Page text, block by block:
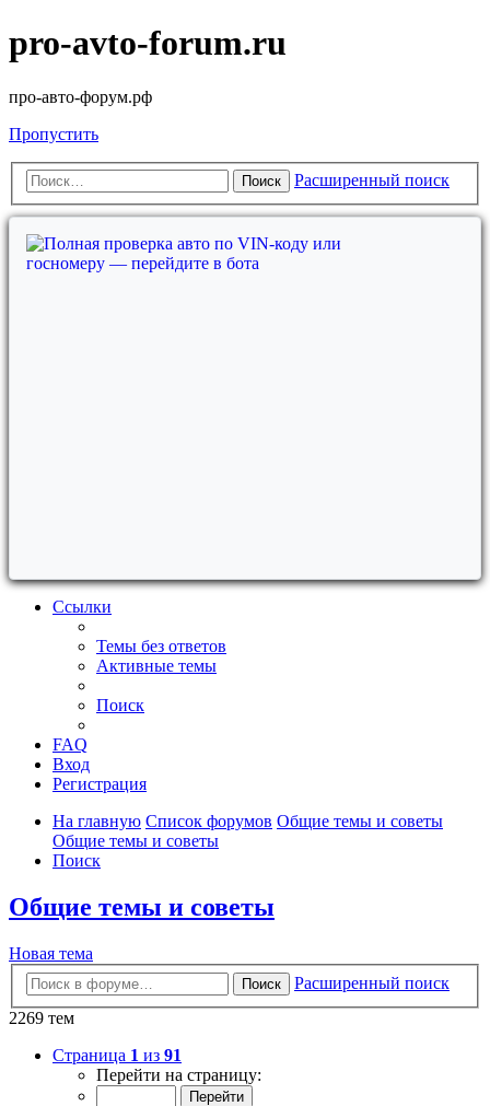
pro-avto-forum.ru
про-авто-форум.рф
Пропустить
Поиск Расширенный поиск
Ссылки
Темы без ответов
Активные темы
Поиск
FAQ
Вход
Регистрация
На главную Список форумов Общие темы и советы
Общие темы и советы
Поиск
Общие темы и советы
Новая тема
Поиск
Расширенный поиск
2269 тем
Страница 1 из 91
Перейти на страницу: